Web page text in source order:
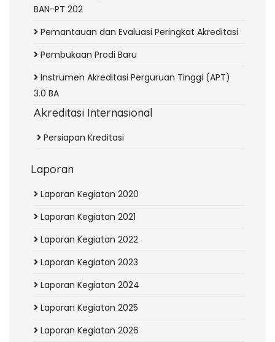
BAN-PT 202
Pemantauan dan Evaluasi Peringkat Akreditasi
Pembukaan Prodi Baru
Instrumen Akreditasi Perguruan Tinggi (APT)
3.0 BA
Akreditasi Internasional
Persiapan Kreditasi
Laporan
Laporan Kegiatan 2020
Laporan Kegiatan 2021
Laporan Kegiatan 2022
Laporan Kegiatan 2023
Laporan Kegiatan 2024
Laporan Kegiatan 2025
Laporan Kegiatan 2026